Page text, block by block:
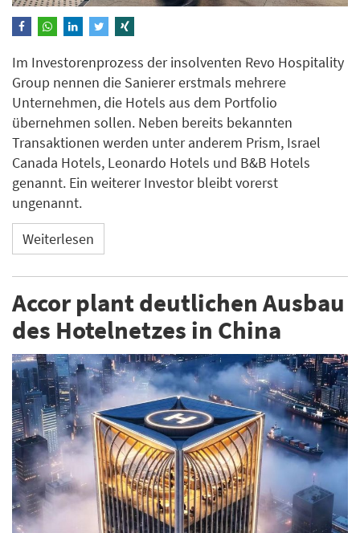
Im Investorenprozess der insolventen Revo Hospitality
Group nennen die Sanierer erstmals mehrere
Unternehmen, die Hotels aus dem Portfolio
übernehmen sollen. Neben bereits bekannten
Transaktionen werden unter anderem Prism, Israel
Canada Hotels, Leonardo Hotels und B&B Hotels
genannt. Ein weiterer Investor bleibt vorerst
ungenannt.
Weiterlesen
Accor plant deutlichen Ausbau
des Hotelnetzes in China